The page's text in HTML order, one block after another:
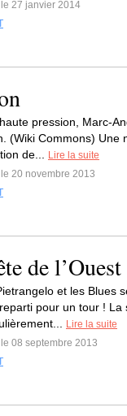
27 janvier 2014
pression, Marc-
(Wiki Commons) Une
de...
Lire la suite
20 novembre 2013
de l’Ouest
et les Blues
reparti pour un tour !
Lire la suite
08 septembre 2013